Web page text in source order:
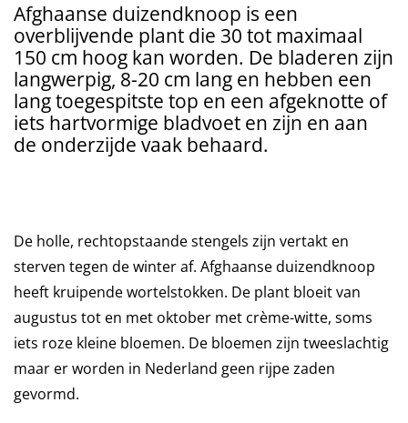
Afghaanse duizendknoop is een
overblijvende plant die 30 tot maximaal
150 cm hoog kan worden. De bladeren zijn
langwerpig, 8-20 cm lang en hebben een
lang toegespitste top en een afgeknotte of
iets hartvormige bladvoet en zijn en aan
de onderzijde vaak behaard.
De holle, rechtopstaande stengels zijn vertakt en
sterven tegen de winter af. Afghaanse duizendknoop
heeft kruipende wortelstokken. De plant bloeit van
augustus tot en met oktober met crème-witte, soms
iets roze kleine bloemen. De bloemen zijn tweeslachtig
maar er worden in Nederland geen rijpe zaden
gevormd.